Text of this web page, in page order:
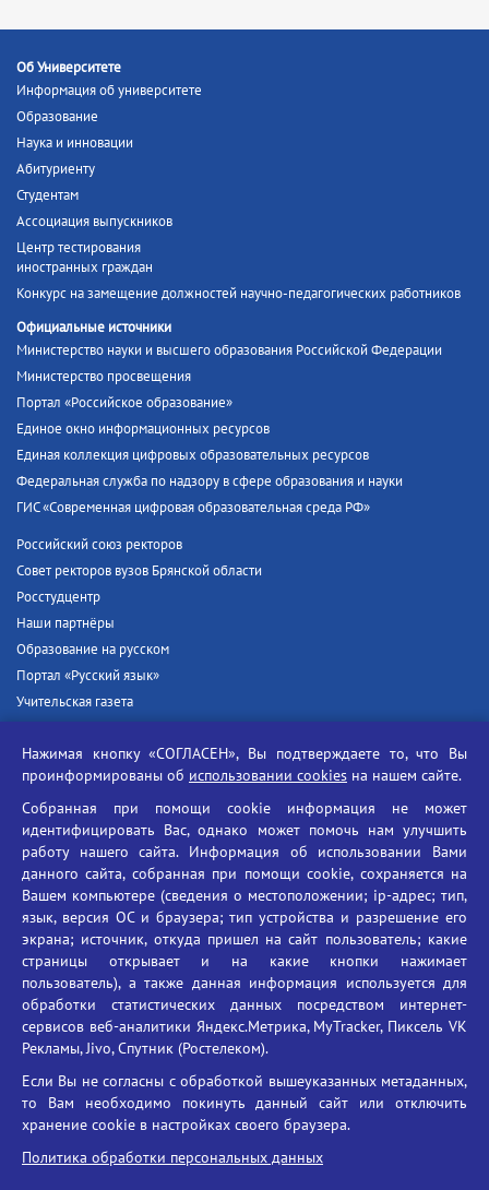
Об Университете
Информация об университете
Образование
Наука и инновации
Абитуриенту
Студентам
Ассоциация выпускников
Центр тестирования
иностранных граждан
Конкурс на замещение должностей научно-педагогических работников
Официальные источники
Министерство науки и высшего образования Российской Федерации
Министерство просвещения
Портал «Российское образование»
Единое окно информационных ресурсов
Единая коллекция цифровых образовательных ресурсов
Федеральная служба по надзору в сфере образования и науки
ГИС «Современная цифровая образовательная среда РФ»
Российский союз ректоров
Совет ректоров вузов Брянской области
Росстудцентр
Наши партнёры
Образование на русском
Портал «Русский язык»
Учительская газета
Единый портал государственных услуг
Противодействие угрозам информационной безопасности
Социальные ролики - Генеральная прокуратура РФ
Противодействие коррупции
БГУ против наркотиков
Брянский государственный университет
имени академика И.Г. Петровского
Время работы: пн-пт 09:00-18:00
E-mail: bryanskgu@mail.ru
Телефон: +7(4832)58-90-85
Нажимая кнопку «СОГЛАСЕН», Вы подтверждаете то, что Вы
проинформированы об использовании cookies на нашем сайте.
Собранная при помощи cookie информация не может
идентифицировать Вас, однако может помочь нам улучшить
работу нашего сайта. Информация об использовании Вами
данного сайта, собранная при помощи cookie, сохраняется на
Вашем компьютере (сведения о местоположении; ip-адрес; тип,
язык, версия ОС и браузера; тип устройства и разрешение его
экрана; источник, откуда пришел на сайт пользователь; какие
страницы открывает и на какие кнопки нажимает
пользователь), а также данная информация используется для
обработки статистических данных посредством интернет-
сервисов веб-аналитики Яндекс.Метрика, MyTracker, Пиксель VK
Рекламы, Jivo, Спутник (Ростелеком).
Если Вы не согласны с обработкой вышеуказанных метаданных,
то Вам необходимо покинуть данный сайт или отключить
хранение cookie в настройках своего браузера.
Политика обработки персональных данных